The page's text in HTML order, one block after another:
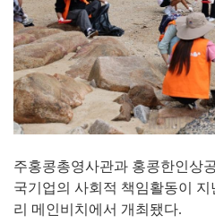
주홍콩총영사관과 홍콩한인상
국기업의 사회적 책임활동이 지
리 메인비치에서 개최됐다.